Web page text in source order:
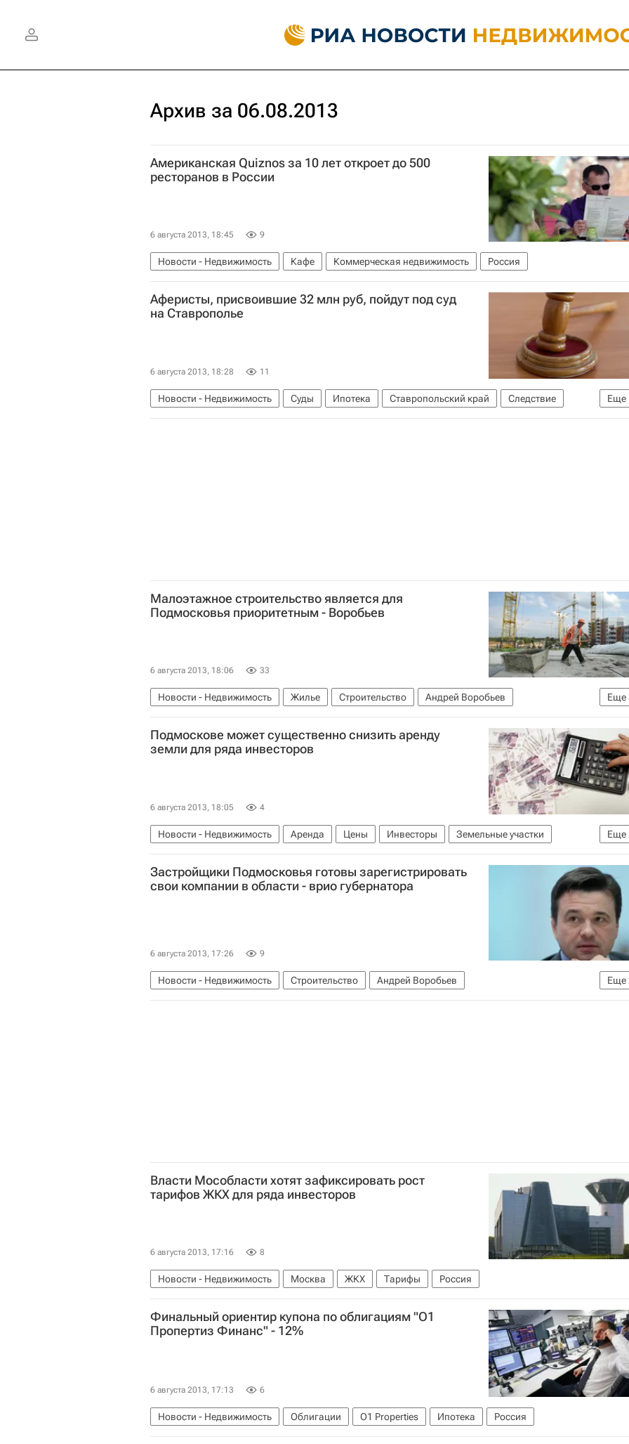
Архив за 06.08.2013
Американская Quiznos за 10 лет откроет до 500
ресторанов в России
6 августа 2013, 18:45 9
Новости - Недвижимость Кафе Коммерческая недвижимость Россия
Аферисты, присвоившие 32 млн руб, пойдут под суд
на Ставрополье
6 августа 2013, 18:28 11
Еще
Новости - Недвижимость Суды Ипотека Ставропольский край
Следствие
Россия
Малоэтажное строительство является для
Подмосковья приоритетным - Воробьев
6 августа 2013, 18:06 33
Еще
Новости - Недвижимость Жилье Строительство
Андрей Воробьев
Малоэтажное строительство
Московская область (Подмосковье) Россия
Подмоскове может существенно снизить аренду
земли для ряда инвесторов
6 августа 2013, 18:05 4
Еще
Новости - Недвижимость Аренда Цены Инвесторы
Земельные участки
Московская область (Подмосковье)
Россия
Застройщики Подмосковья готовы зарегистрировать
свои компании в области - врио губернатора
6 августа 2013, 17:26 9
Еще
Новости - Недвижимость Строительство
Андрей Воробьев
Московская область (Подмосковье)
Россия
Власти Мособласти хотят зафиксировать рост
тарифов ЖКХ для ряда инвесторов
6 августа 2013, 17:16 8
Новости - Недвижимость Москва ЖКХ Тарифы Россия
Финальный ориентир купона по облигациям "О1
Пропертиз Финанс" - 12%
6 августа 2013, 17:13 6
Новости - Недвижимость Облигации O1 Properties Ипотека Россия